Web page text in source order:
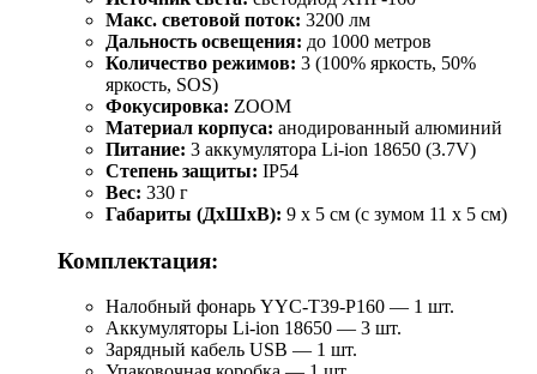
Макс. световой поток: 3200 лм
Дальность освещения: до 1000 метров
Количество режимов: 3 (100% яркость, 50%
яркость, SOS)
Фокусировка: ZOOM
Материал корпуса: анодированный алюминий
Питание: 3 аккумулятора Li-ion 18650 (3.7V)
Степень защиты: IP54
Вес: 330 г
Габариты (ДхШхВ): 9 x 5 см (с зумом 11 x 5 см)
Комплектация:
Налобный фонарь YYC-T39-P160 — 1 шт.
Аккумуляторы Li-ion 18650 — 3 шт.
Зарядный кабель USB — 1 шт.